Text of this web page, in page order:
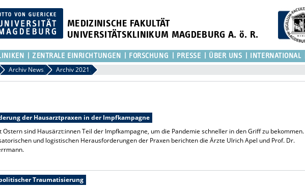
MEDIZINISCHE FAKULTÄT
UNIVERSITÄTSKLINIKUM MAGDEBURG A. ö. R.
ZENTRALE EINRICHTUNGEN FORSCHUNG PRESSE ÜBER UNS INTERNATIONAL
Archiv News Archiv 2021
der Hausarztpraxen in der Impfkampagne
Ostern sind Hausärzt:innen Teil der Impfkampagne, um die Pandemie schneller in den Griff zu bekommen.
und logistischen Herausforderungen der Praxen berichten die Ärzte Ulrich Apel und Prof. Dr.
Traumatisierung